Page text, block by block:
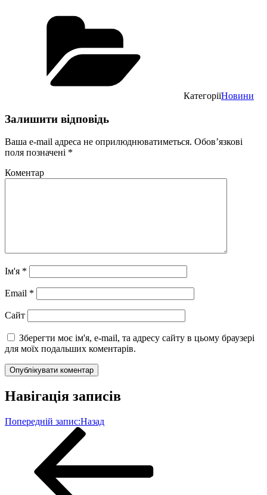
КатегоріїНовини
Залишити відповідь
Ваша e-mail адреса не оприлюднюватиметься. Обов’язкові
поля позначені *
Коментар
Ім'я *
Email *
Сайт
Зберегти моє ім'я, e-mail, та адресу сайту в цьому браузері
для моїх подальших коментарів.
Навігація записів
Попередній запис:Назад